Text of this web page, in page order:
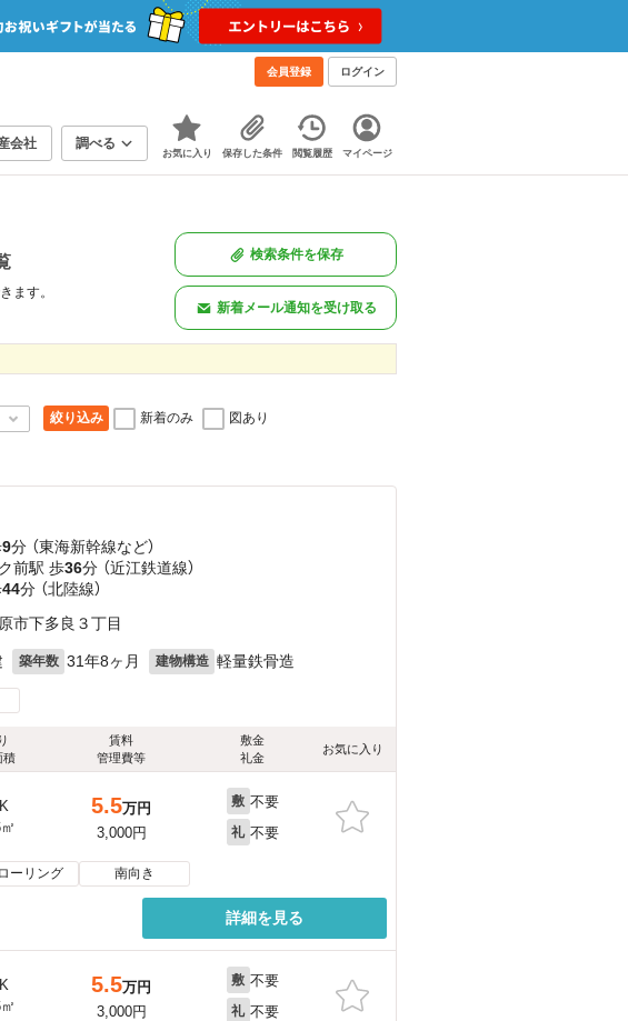
会員登録 ログイン
会社 調べる
お気に入り 保存した条件 閲覧履歴 マイページ
ます。
検索条件を保存
新着メール通知を受け取る
絞り込み 新着のみ 図あり
9分 （東海新幹線など）
前駅 歩36分 （近江鉄道線）
44分 （北陸線）
市下多良３丁目
築年数 31年8ヶ月 建物構造 軽量鉄骨造
積
賃料
管理費等
敷金
礼金
お気に入り
5.5万円
3,000円
敷 不要
礼 不要
ーリング 南向き
詳細を見る
5.5万円
3,000円
敷 不要
礼 不要